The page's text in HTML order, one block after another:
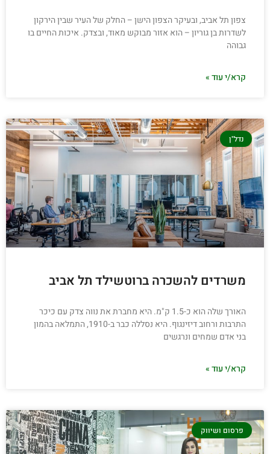
צפון תל אביב, ובעיקר הצפון הישן – החלק של העיר שבין הירקון
לשדרות בן גוריון – הוא אזור מבוקש מאוד, ובצדק. איכות החיים בו
גבוהה
קרא/י עוד »
נדל"ן
משרדים להשכרה ברוטשילד תל אביב
האורך שלה הוא כ-1.5 ק"מ. היא מחברת את נווה צדק עם כיכר
התרבות ורחוב דיזינגוף. היא נסללה כבר ב-1910, התמלאה בהמון
בני אדם שמחים ונרגשים
קרא/י עוד »
פרסום ושיווק